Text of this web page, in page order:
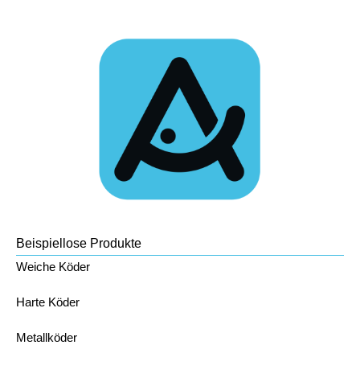
Beispiellose Produkte
Weiche Köder
Harte Köder
Metallköder